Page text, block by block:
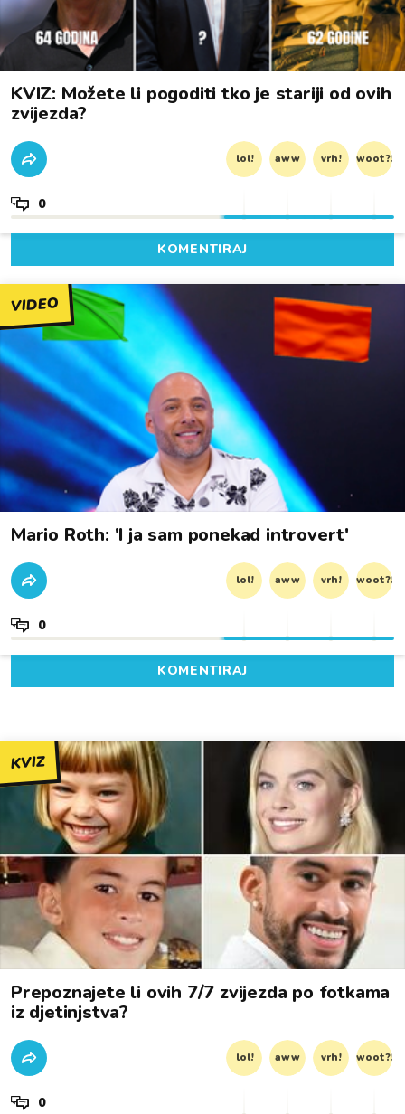
KVIZ: Možete li pogoditi tko je stariji od ovih
zvijezda?
lol! aww vrh! woot?!
0
KOMENTIRAJ
VIDEO
Mario Roth: 'I ja sam ponekad introvert'
lol! aww vrh! woot?!
0
KOMENTIRAJ
KVIZ
Prepoznajete li ovih 7/7 zvijezda po fotkama
iz djetinjstva?
lol! aww vrh! woot?!
0